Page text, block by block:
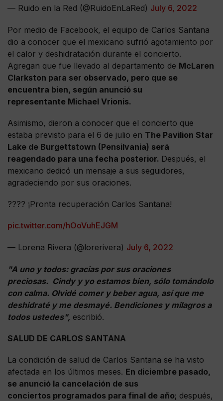
— Ruido en la Red (@RuidoEnLaRed) July 6, 2022
Por medio de Facebook, el equipo de Carlos Santana
dio a conocer que el mexicano sufrió agotamiento por
el calor y deshidratación durante el concierto.
Agregan que fue llevado al departamento de McLaren
Clarkston para ser observado, pero que se
encuentra bien, según anunció su
representante Michael Vrionis.
Asimismo, dieron a conocer que el concierto que
estaba previsto para el 6 de julio en The Pavilion Star
Lake de Burgettstown (Pensilvania) será
reagendado para una fecha posterior. Después, el
mexicano dedicó un mensaje a sus seguidores,
agradeciendo por sus oraciones.
???? ¡Pronta recuperación Carlos Santana!
pic.twitter.com/hOoVuhEJGM
— Lorena Rivera (@lorerivera) July 6, 2022
"A uno y todos: gracias por sus oraciones
preciosas. Cindy y yo estamos bien, sólo tomándolo
con calma. Olvidé comer y beber agua, así que me
deshidraté y me desmayé. Bendiciones y milagros a
todos ustedes", escribió.
SALUD DE CARLOS SANTANA
La condición de salud de Carlos Santana se ha visto
afectada en los últimos meses. En diciembre pasado,
se anunció la cancelación de sus
conciertos programados para final de año; después,